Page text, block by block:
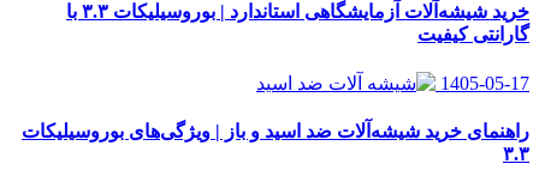
خرید شیشه‌آلات آزمایشگاهی استاندارد | بوروسیلیکات ۳.۳ با
گارانتی کیفیت
1405-05-17
راهنمای خرید شیشه‌آلات ضد اسید و باز | ویژگی‌های بوروسیلیکات
۳.۳